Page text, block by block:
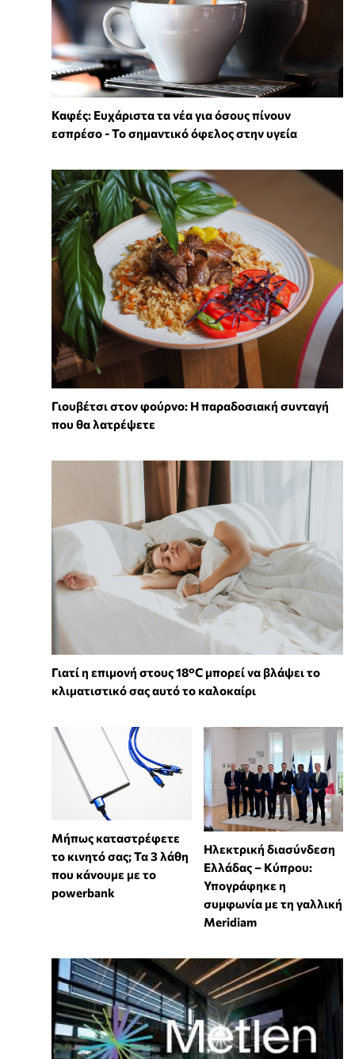
Καφές: Ευχάριστα τα νέα για όσους πίνουν
εσπρέσο - Το σημαντικό όφελος στην υγεία
Γιουβέτσι στον φούρνο: Η παραδοσιακή συνταγή
που θα λατρέψετε
Γιατί η επιμονή στους 18°C μπορεί να βλάψει το
κλιματιστικό σας αυτό το καλοκαίρι
Μήπως καταστρέφετε
το κινητό σας; Τα 3 λάθη
που κάνουμε με το
powerbank
Ηλεκτρική διασύνδεση
Ελλάδας – Κύπρου:
Υπογράφηκε η
συμφωνία με τη γαλλική
Meridiam